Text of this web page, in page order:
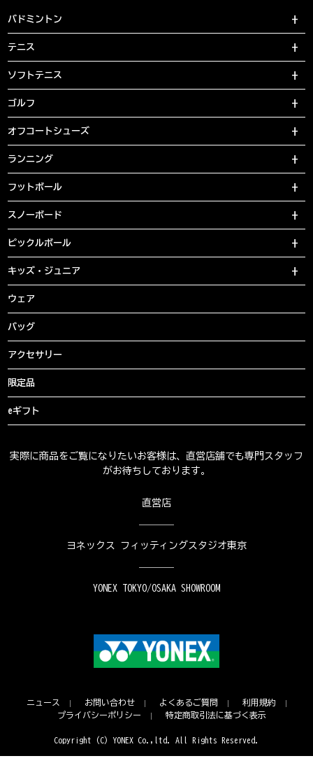
バドミントン
テニス
ソフトテニス
ゴルフ
オフコートシューズ
ランニング
フットボール
スノーボード
ピックルボール
キッズ・ジュニア
ウェア
バッグ
アクセサリー
限定品
eギフト
実際に商品をご覧になりたいお客様は、直営店舗でも専門スタッフ
がお待ちしております。
直営店
ヨネックス フィッティングスタジオ東京
YONEX TOKYO/OSAKA SHOWROOM
ニュース お問い合わせ よくあるご質問
利用規約
プライバシーポリシー
特定商取引法に基づく表示
Copyright (C) YONEX Co.,ltd. All Rights Reserved.